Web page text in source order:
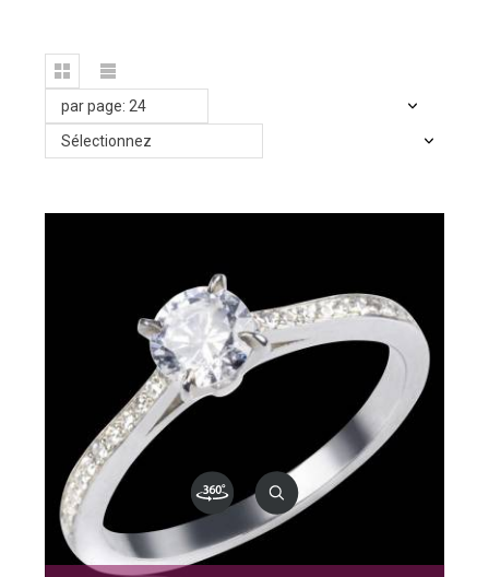
par page: 24
Sélectionnez